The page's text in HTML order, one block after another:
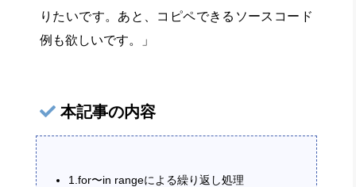
りたいです。あと、コピペできるソースコード
例も欲しいです。」
本記事の内容
1.for〜in rangeによる繰り返し処理